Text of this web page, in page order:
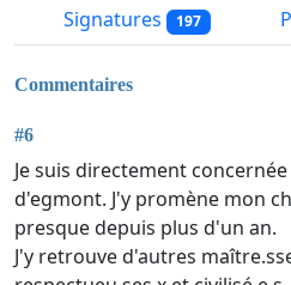
Signatures 197
Commentaires
#6
Je suis directement
d'egmont. J'y promène mon
presque depuis plus d'un an.
J'y retrouve d'autres